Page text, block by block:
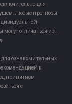
для
Любые прогнозы
могут отличаться из-
ознакомительных
к
принятием
с